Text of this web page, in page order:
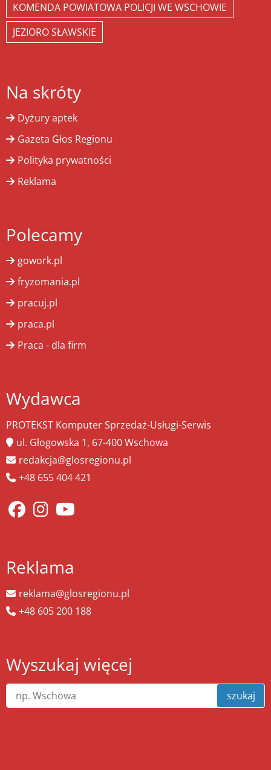
KOMENDA POWIATOWA POLICJI WE WSCHOWIE
JEZIORO SŁAWSKIE
Na skróty
Dyżury aptek
Gazeta Głos Regionu
Polityka prywatności
Reklama
Polecamy
gowork.pl
fryzomania.pl
pracuj.pl
praca.pl
Praca - dla firm
Wydawca
PROTEKST Komputer Sprzedaż-Usługi-Serwis
ul. Głogowska 1, 67-400 Wschowa
redakcja@glosregionu.pl
+48 655 404 421
Reklama
reklama@glosregionu.pl
+48 605 200 188
Wyszukaj więcej
szukaj